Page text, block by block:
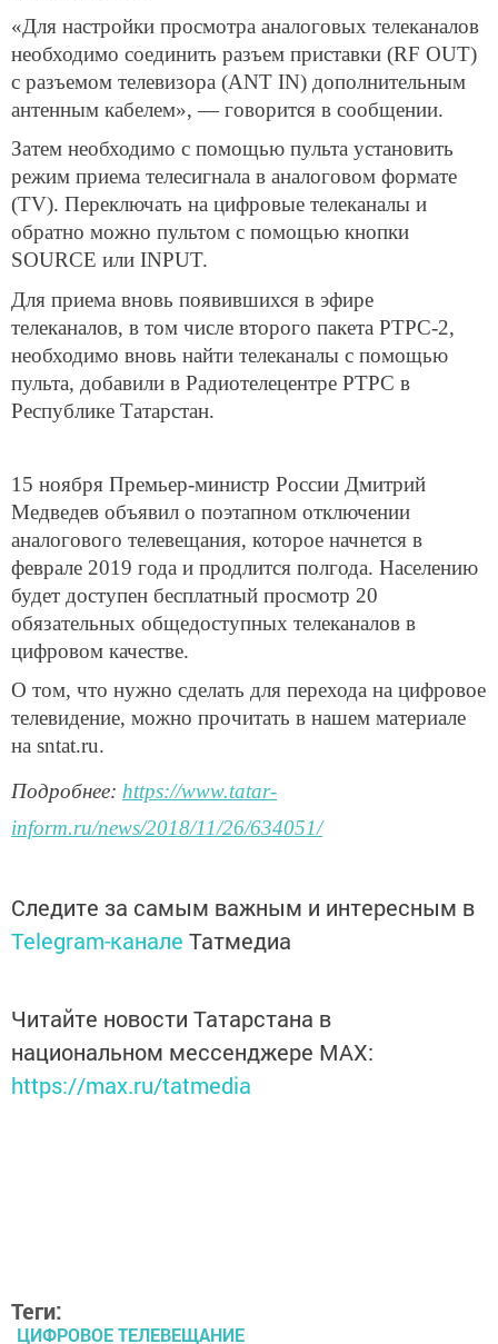
«Для настройки просмотра аналоговых телеканалов
необходимо соединить разъем приставки (RF OUT)
с разъемом телевизора (ANT IN) дополнительным
антенным кабелем», — говорится в сообщении.
Затем необходимо с помощью пульта установить
режим приема телесигнала в аналоговом формате
(TV). Переключать на цифровые телеканалы и
обратно можно пультом с помощью кнопки
SOURCE или INPUT.
Для приема вновь появившихся в эфире
телеканалов, в том числе второго пакета РТРС-2,
необходимо вновь найти телеканалы с помощью
пульта, добавили в Радиотелецентре РТРС в
Республике Татарстан.
15 ноября Премьер-министр России Дмитрий
Медведев объявил о поэтапном отключении
аналогового телевещания, которое начнется в
феврале 2019 года и продлится полгода. Населению
будет доступен бесплатный просмотр 20
обязательных общедоступных телеканалов в
цифровом качестве.
О том, что нужно сделать для перехода на цифровое
телевидение, можно прочитать в нашем материале
на sntat.ru.
Подробнее: https://www.tatar-
inform.ru/news/2018/11/26/634051/
Следите за самым важным и интересным в
Telegram-канале Татмедиа
Читайте новости Татарстана в
национальном мессенджере MАХ:
https://max.ru/tatmedia
Теги:
ЦИФРОВОЕ ТЕЛЕВЕЩАНИЕ